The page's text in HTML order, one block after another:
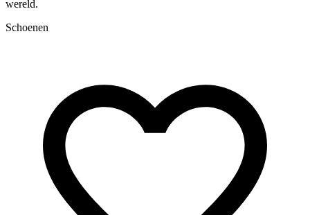
wereld.
Schoenen